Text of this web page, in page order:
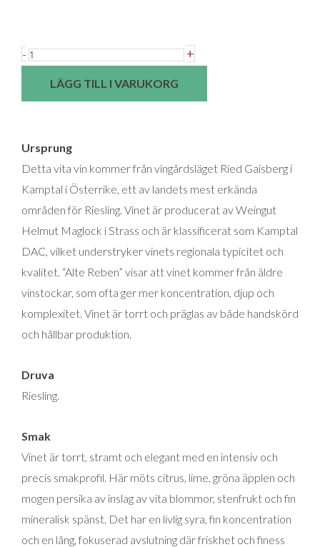
- Weingut
Gaisberg"
Alte
Reben
Niederösterreich
mängd
+
LÄGG TILL I VARUKORG
Ursprung
Detta vita vin kommer från vingårdsläget Ried Gaisberg i
Kamptal i Österrike, ett av landets mest erkända
områden för Riesling. Vinet är producerat av Weingut
Helmut Maglock i Strass och är klassificerat som Kamptal
DAC, vilket understryker vinets regionala typicitet och
kvalitet. “Alte Reben” visar att vinet kommer från äldre
vinstockar, som ofta ger mer koncentration, djup och
komplexitet. Vinet är torrt och präglas av både handskörd
och hållbar produktion.
Druva
Riesling.
Smak
Vinet är torrt, stramt och elegant med en intensiv och
precis smakprofil. Här möts citrus, lime, gröna äpplen och
mogen persika av inslag av vita blommor, stenfrukt och fin
mineralisk spänst. Det har en livlig syra, fin koncentration
och en lång, fokuserad avslutning där friskhet och finess